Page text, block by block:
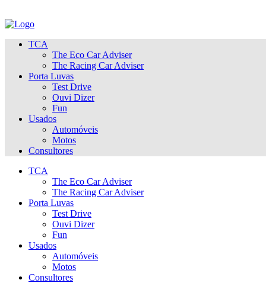
TCA
The Eco Car Adviser
The Racing Car Adviser
Porta Luvas
Test Drive
Ouvi Dizer
Fun
Usados
Automóveis
Motos
Consultores
TCA
The Eco Car Adviser
The Racing Car Adviser
Porta Luvas
Test Drive
Ouvi Dizer
Fun
Usados
Automóveis
Motos
Consultores